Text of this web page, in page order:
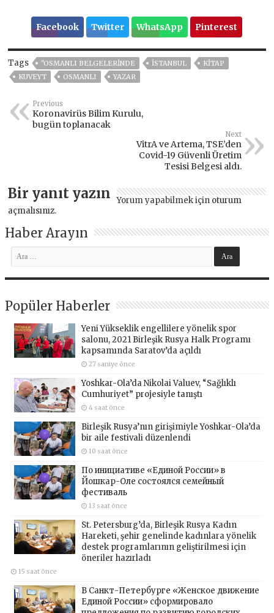
Facebook Twitter WhatsApp Pinterest
Tags "OSMANLI BELGELERINDE ISTANBUL
KİTAP
KUVEYT
OSMANLI YAZAR
Previous
Koronavirüs Bilim Kurulu,
bugün toplanacak
Next
VitrA ve Artema, TSE’den
Covid-19 Güvenli Üretim
Tesisi Belgesi aldı.
Bir yanıt yazın Yorum yapabilmek için oturum
açmalısınız.
Haber Arayın
Popüler Haberler
Yeni Yükseklik engellilere yönelik spor
salonu, 2021 Birleşik Rusya Halk Programı
kapsamında Saratov’da açıldı
27 saniye önce
Yoshkar-Ola’da Nikolai Valuev, “Sağlıklı
Cumhuriyet” projesiyle tanıştı
4 saat önce
Birleşik Rusya’nın girişimiyle Yoshkar-Ola’da
bir aile festivali düzenlendi
10 saat önce
По инициативе «Единой России» в
Йошкар-Оле состоялся семейный
фестиваль
13 saat önce
St. Petersburg’da, Birleşik Rusya Kadın
Hareketi, şehir genelinde kadınlara yönelik
destek programlarının geliştirilmesi için
öneriler hazırladı
15 saat önce
В Санкт-Петербурге «Женское движение
Единой России» сформировало